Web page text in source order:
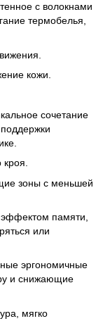
с волокнами
термобелья,
кожи.
сочетание
кроя.
зоны с меньшей
памяти,
или
эргономичные
и снижающие
мягко